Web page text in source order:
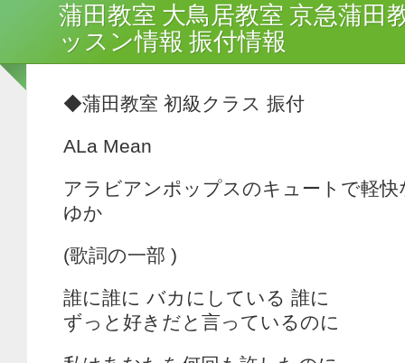
蒲田教室 大鳥居教室 京急蒲田
ッスン情報 振付情報
◆蒲田教室 初級クラス 振付
ALa Mean
アラビアンポップスのキュートで軽快
ゆか
(歌詞の一部 )
誰に誰に バカにしている 誰に
ずっと好きだと言っているのに